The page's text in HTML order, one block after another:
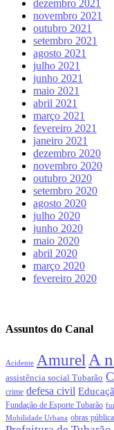
dezembro 2021
novembro 2021
outubro 2021
setembro 2021
agosto 2021
julho 2021
junho 2021
maio 2021
abril 2021
março 2021
fevereiro 2021
janeiro 2021
dezembro 2020
novembro 2020
outubro 2020
setembro 2020
agosto 2020
julho 2020
junho 2020
maio 2020
abril 2020
março 2020
fevereiro 2020
Assuntos do Canal
Acidente Amurel A
assistência social Tubarão
crime defesa civil
Fundação de Esporte Tubarão
Mobilidade Urbana obras